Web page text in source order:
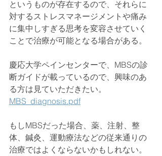
というものが存在するので、それらに
対するストレスマネージメントや痛み
に集中しすぎる思考を変容させていく
ことで治療が可能となる場合がある。
慶応大学ペインセンターで、MBSの診
断ガイドが載っているので、興味のあ
る方は見ていただきたい。
MBS_diagnosis.pdf
もしMBSだった場合、薬、注射、整
体、鍼灸、運動療法などの従来通りの
治療ではよくならないかもしれない。